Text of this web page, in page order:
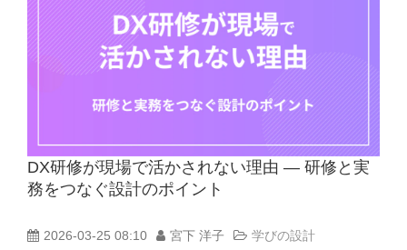
DX研修が現場で活かされない理由 ― 研修と実
務をつなぐ設計のポイント
2026-03-25 08:10 宮下 洋子 学びの設計